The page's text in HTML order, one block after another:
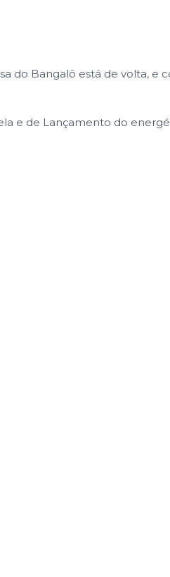
do Bangalô está de volta,
e de Lançamento do